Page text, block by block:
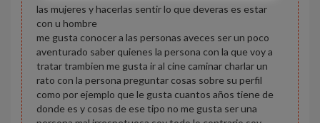
las mujeres y hacerlas sentir lo que deveras es estar
con u hombre
me gusta conocer a las personas aveces ser un poco
aventurado saber quienes la persona con la que voy a
tratar trambien me gusta ir al cine caminar charlar un
rato con la persona preguntar cosas sobre su perfil
como por ejemplo que le gusta cuantos años tiene de
donde es y cosas de ese tipo no me gusta ser una